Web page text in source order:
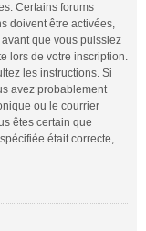
Certains forums
doivent être activées,
que vous puissiez
lors de votre inscription.
les instructions. Si
avez probablement
ou le courrier
êtes certain que
était correcte,